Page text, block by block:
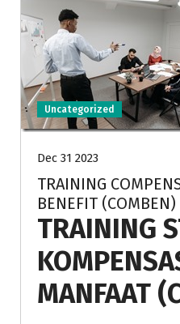
Uncategorized
Dec 31 2023
TRAINING
BENEFIT (COMBEN)
TRAINING
MANFAAT